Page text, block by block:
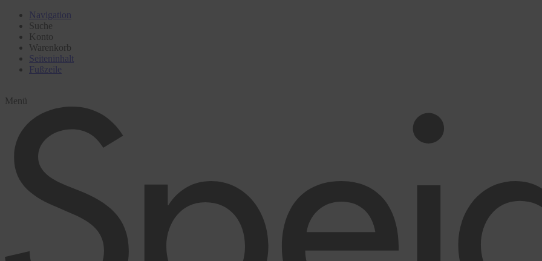
Navigation
Suche
Konto
Warenkorb
Seiteninhalt
Fußzeile
Menü